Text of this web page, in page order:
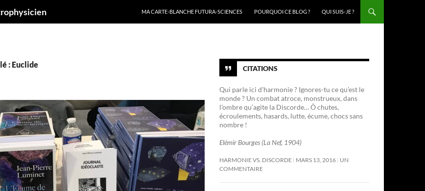
MA CARTE-BLANCHE FUTURA-SCIENCES
POURQUOI CE BLOG ? QUI SUIS-JE ?
: Euclide CITATIONS
Qui parle ici d’harmonie ? Ignores-tu ce qu’est le
monde ? Un combat atroce, monstrueux, dans
l’ombre qu’agite la Discorde… Ô chutes,
écroulements, hasards, lutte, écume, chocs sans
nombre !
Elémir Bourges (La Nef, 1904)
HARMONIE VS. DISCORDE MARS 13, 2016 UN
COMMENTAIRE